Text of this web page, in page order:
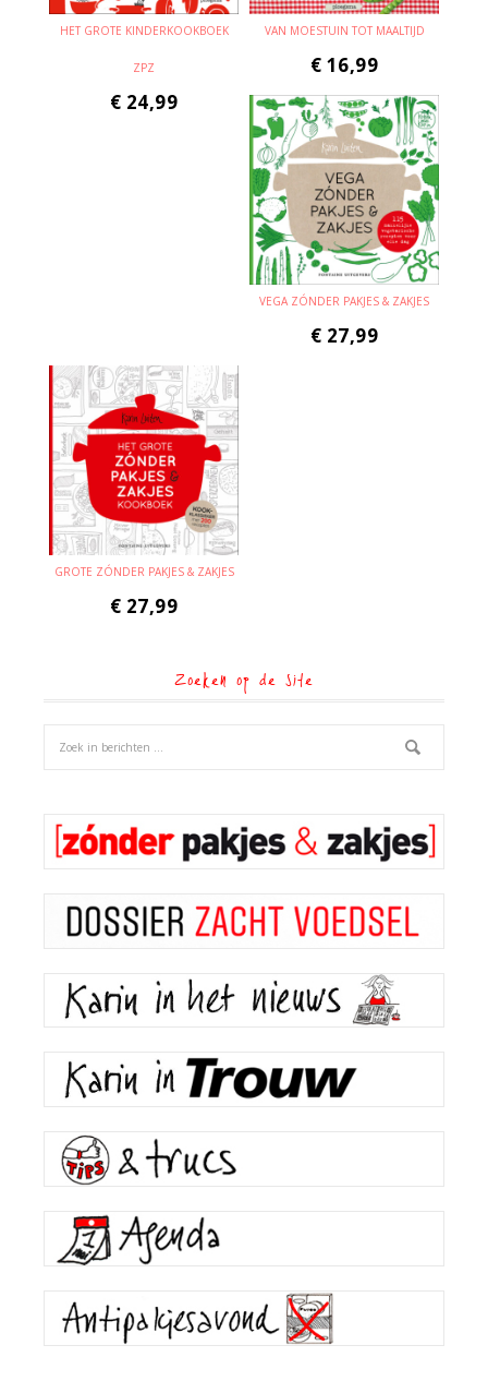
HET GROTE KINDERKOOKBOEK
ZPZ
€ 24,99
VAN MOESTUIN TOT MAALTIJD
€ 16,99
VEGA ZÓNDER PAKJES & ZAKJES
€ 27,99
GROTE ZÓNDER PAKJES & ZAKJES
€ 27,99
Zoeken op de site